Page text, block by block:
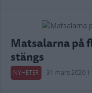
Matsalarna på
stängs
NYHETER 31 mars 2020